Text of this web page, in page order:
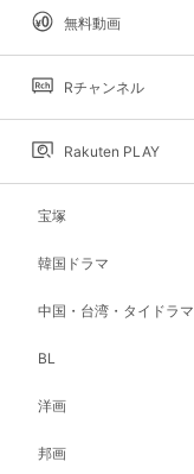
無料動画
Rチャンネル
Rakuten PLAY
宝塚
韓国ドラマ
中国・台湾・タイドラマ
BL
洋画
邦画